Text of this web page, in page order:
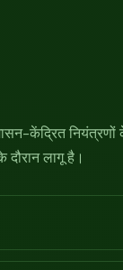
केंद्रित नियंत्रणों
दौरान लागू है।